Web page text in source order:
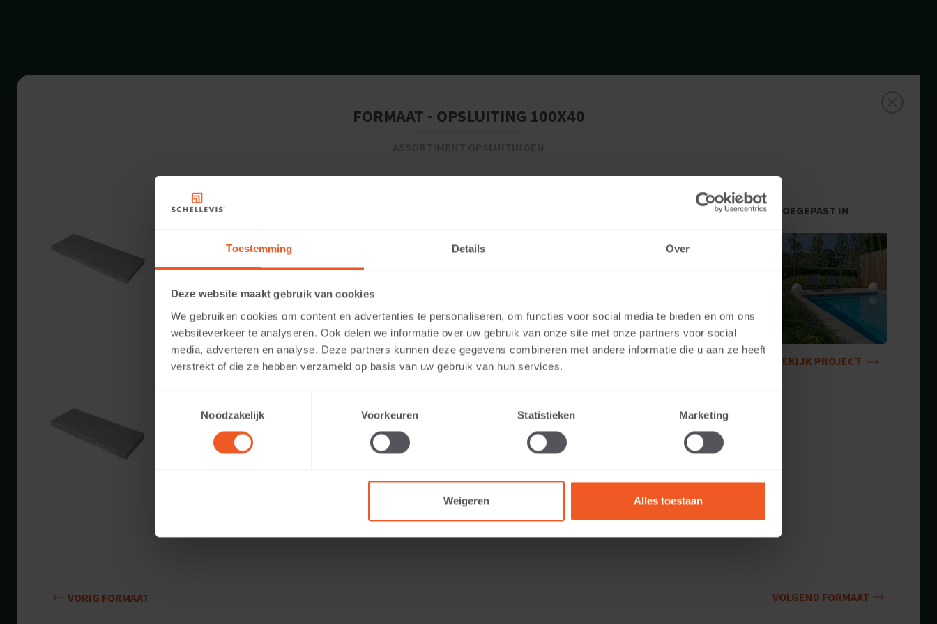
Toestemming Details Over
Deze website maakt gebruik van cookies
We gebruiken cookies om content en advertenties te personaliseren, om functies voor social media te bieden en om ons
websiteverkeer te analyseren. Ook delen we informatie over uw gebruik van onze site met onze partners voor social
media, adverteren en analyse. Deze partners kunnen deze gegevens combineren met andere informatie die u aan ze heeft
verstrekt of die ze hebben verzameld op basis van uw gebruik van hun services.
Noodzakelijk
Voorkeuren Statistieken Marketing
Weigeren Alles toestaan
FORMAAT - OPSLUITING 100X40
5 CM DIKTE
Toepasbaar voor:
Gewicht: 43 KG
Beschikbare kleuren:
Toepasbaar voor:
TOEGEPAST IN
BEKIJK PROJECT
VORIG FORMAAT VOLGEND FORMAAT